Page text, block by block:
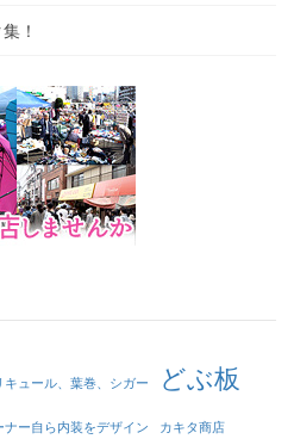
！
キュール、葉巻、シガー
どぶ板
ナー自ら内装をデザイン カキタ商店